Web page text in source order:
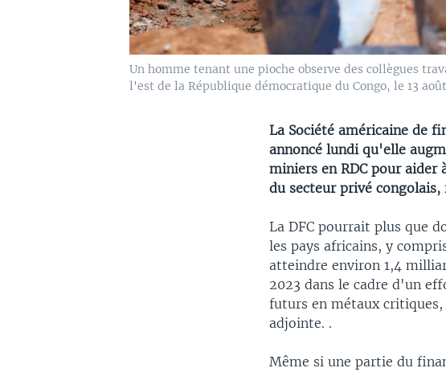
Un homme tenant une pioche observe des collègues
l'est de la République démocratique du Congo, le 13
La Société américaine de
annoncé lundi qu'elle
miniers en RDC pour aider
du secteur privé congolais,
La DFC pourrait plus que
les pays africains, y
atteindre environ 1,4
2023 dans le cadre d'un
futurs en métaux critiques,
adjointe. .
Même si une partie du